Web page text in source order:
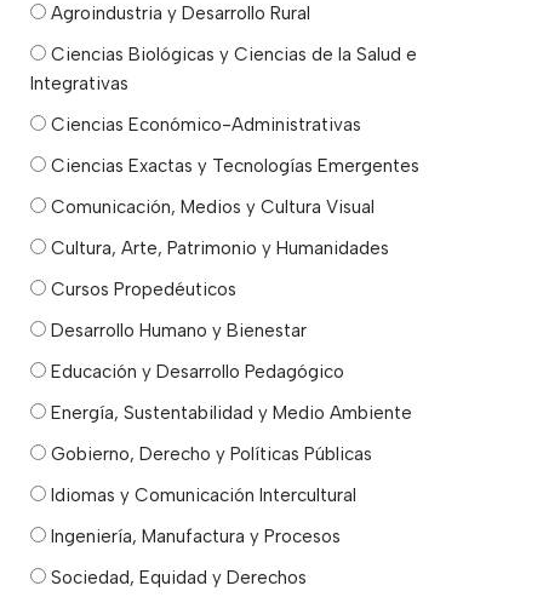
Agroindustria y Desarrollo Rural
Ciencias Biológicas y Ciencias de la Salud e
Integrativas
Ciencias Económico-Administrativas
Ciencias Exactas y Tecnologías Emergentes
Comunicación, Medios y Cultura Visual
Cultura, Arte, Patrimonio y Humanidades
Cursos Propedéuticos
Desarrollo Humano y Bienestar
Educación y Desarrollo Pedagógico
Energía, Sustentabilidad y Medio Ambiente
Gobierno, Derecho y Políticas Públicas
Idiomas y Comunicación Intercultural
Ingeniería, Manufactura y Procesos
Sociedad, Equidad y Derechos